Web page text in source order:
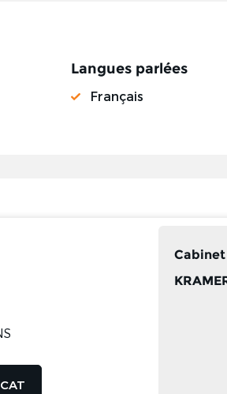
Langues parlées
Français
Cabinet